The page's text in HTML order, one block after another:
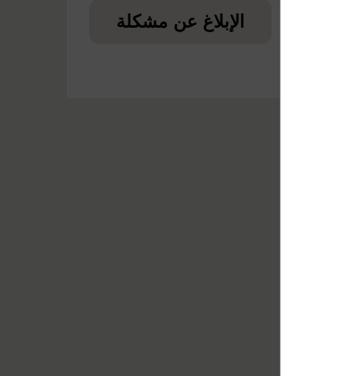
الإبلاغ عن مشكلة